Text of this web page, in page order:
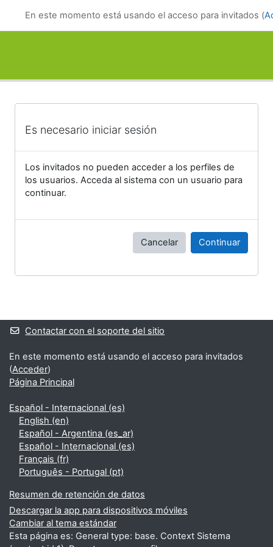
En este momento está usando el acceso para invitados (
Es necesario iniciar sesión
Los invitados no pueden acceder a los perfiles de
los usuarios. Acceda al sistema con un usuario para
continuar.
Cancelar Continuar
Bloques suplementarios
Contactar con el soporte del sitio
En este momento está usando el acceso para invitados
(Acceder)
Página Principal
Español - Internacional ‎(es)‎
English ‎(en)‎
Español - Argentina ‎(es_ar)‎
Español - Internacional ‎(es)‎
Français ‎(fr)‎
Português - Portugal ‎(pt)‎
Resumen de retención de datos
Descargar la app para dispositivos móviles
Cambiar al tema estándar
Esta página es: General type: base. Context Sistema